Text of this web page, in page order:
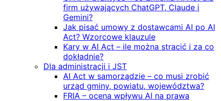
firm używających ChatGPT, Claude i
Gemini?
Jak pisać umowy z dostawcami AI po AI
Act? Wzorcowe klauzule
Kary w AI Act – ile można stracić i za co
dokładnie?
Dla administracji i JST
AI Act w samorządzie – co musi zrobić
urząd gminy, powiatu, województwa?
FRIA – ocena wpływu AI na prawa